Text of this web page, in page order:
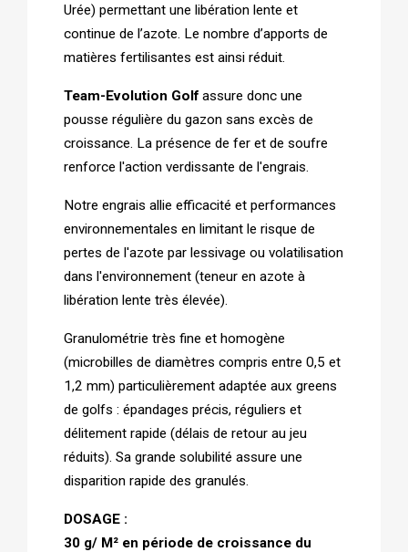
Urée) permettant une libération lente et
continue de l’azote. Le nombre d’apports de
matières fertilisantes est ainsi réduit.
Team-Evolution Golf assure donc une
pousse régulière du gazon sans excès de
croissance. La présence de fer et de soufre
renforce l'action verdissante de l'engrais.
Notre engrais allie efficacité et performances
environnementales en limitant le risque de
pertes de l'azote par lessivage ou volatilisation
dans l'environnement (teneur en azote à
libération lente très élevée).
Granulométrie très fine et homogène
(microbilles de diamètres compris entre 0,5 et
1,2 mm) particulièrement adaptée aux greens
de golfs : épandages précis, réguliers et
délitement rapide (délais de retour au jeu
réduits). Sa grande solubilité assure une
disparition rapide des granulés.
DOSAGE :
30 g/ M² en période de croissance du